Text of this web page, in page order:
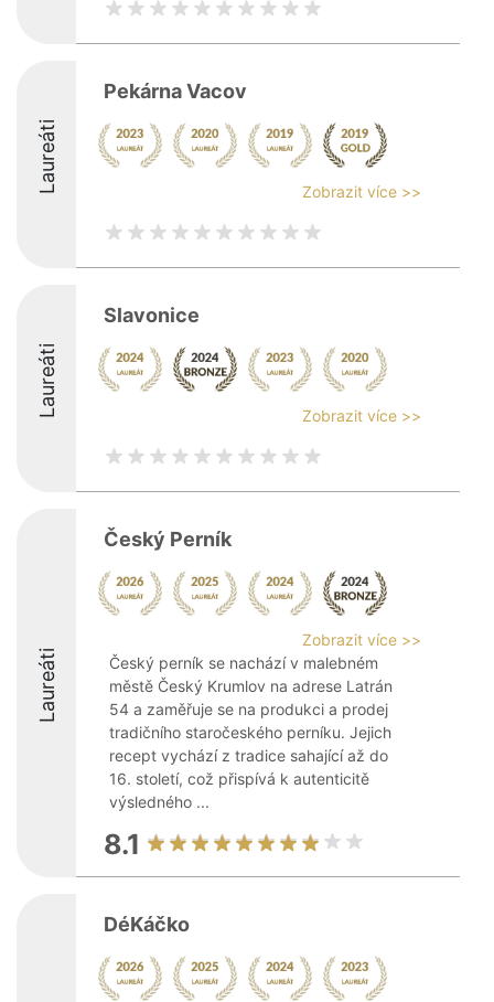
Laureáti
Pekárna Vacov
Zobrazit více >>
Laureáti
Slavonice
Zobrazit více >>
Laureáti
Český Perník
Zobrazit více >>
Český perník se nachází v malebném
městě Český Krumlov na adrese Latrán
54 a zaměřuje se na produkci a prodej
tradičního staročeského perníku. Jejich
recept vychází z tradice sahající až do
16. století, což přispívá k autenticitě
výsledného ...
8.1
DéKáčko